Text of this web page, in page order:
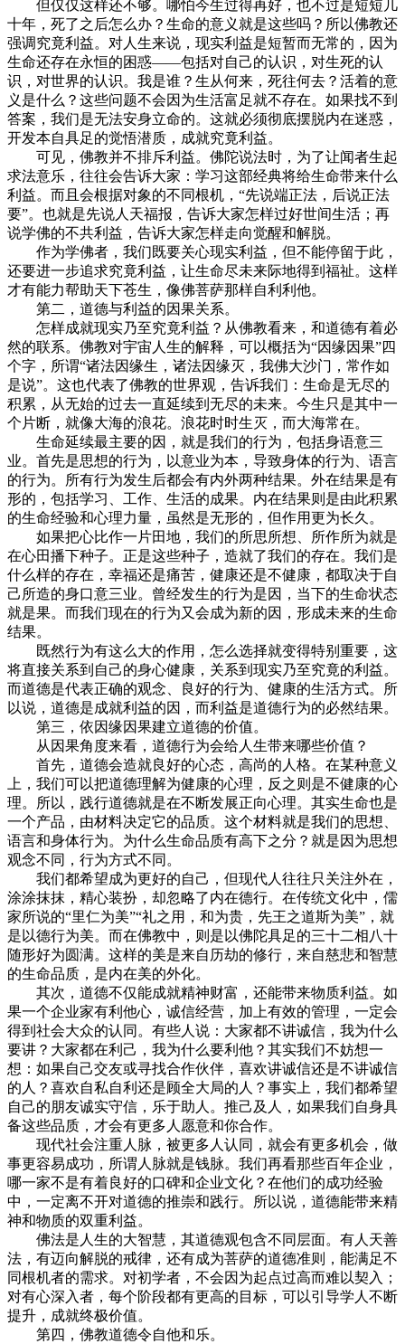
但仅仅这样还不够。哪怕今生过得再好，也不过是短短几
十年，死了之后怎么办？生命的意义就是这些吗？所以佛教还
强调究竟利益。对人生来说，现实利益是短暂而无常的，因为
生命还存在永恒的困惑——包括对自己的认识，对生死的认
识，对世界的认识。我是谁？生从何来，死往何去？活着的意
义是什么？这些问题不会因为生活富足就不存在。如果找不到
答案，我们是无法安身立命的。这就必须彻底摆脱内在迷惑，
开发本自具足的觉悟潜质，成就究竟利益。
可见，佛教并不排斥利益。佛陀说法时，为了让闻者生起
求法意乐，往往会告诉大家：学习这部经典将给生命带来什么
利益。而且会根据对象的不同根机，“先说端正法，后说正法
要”。也就是先说人天福报，告诉大家怎样过好世间生活；再
说学佛的不共利益，告诉大家怎样走向觉醒和解脱。
作为学佛者，我们既要关心现实利益，但不能停留于此，
还要进一步追求究竟利益，让生命尽未来际地得到福祉。这样
才有能力帮助天下苍生，像佛菩萨那样自利利他。
第二，道德与利益的因果关系。
怎样成就现实乃至究竟利益？从佛教看来，和道德有着必
然的联系。佛教对宇宙人生的解释，可以概括为“因缘因果”四
个字，所谓“诸法因缘生，诸法因缘灭，我佛大沙门，常作如
是说”。这也代表了佛教的世界观，告诉我们：生命是无尽的
积累，从无始的过去一直延续到无尽的未来。今生只是其中一
个片断，就像大海的浪花。浪花时时生灭，而大海常在。
生命延续最主要的因，就是我们的行为，包括身语意三
业。首先是思想的行为，以意业为本，导致身体的行为、语言
的行为。所有行为发生后都会有内外两种结果。外在结果是有
形的，包括学习、工作、生活的成果。内在结果则是由此积累
的生命经验和心理力量，虽然是无形的，但作用更为长久。
如果把心比作一片田地，我们的所思所想、所作所为就是
在心田播下种子。正是这些种子，造就了我们的存在。我们是
什么样的存在，幸福还是痛苦，健康还是不健康，都取决于自
己所造的身口意三业。曾经发生的行为是因，当下的生命状态
就是果。而我们现在的行为又会成为新的因，形成未来的生命
结果。
既然行为有这么大的作用，怎么选择就变得特别重要，这
将直接关系到自己的身心健康，关系到现实乃至究竟的利益。
而道德是代表正确的观念、良好的行为、健康的生活方式。所
以说，道德是成就利益的因，而利益是道德行为的必然结果。
第三，依因缘因果建立道德的价值。
从因果角度来看，道德行为会给人生带来哪些价值？
首先，道德会造就良好的心态，高尚的人格。在某种意义
上，我们可以把道德理解为健康的心理，反之则是不健康的心
理。所以，践行道德就是在不断发展正向心理。其实生命也是
一个产品，由材料决定它的品质。这个材料就是我们的思想、
语言和身体行为。为什么生命品质有高下之分？就是因为思想
观念不同，行为方式不同。
我们都希望成为更好的自己，但现代人往往只关注外在，
涂涂抹抹，精心装扮，却忽略了内在德行。在传统文化中，儒
家所说的“里仁为美”“礼之用，和为贵，先王之道斯为美”，就
是以德行为美。而在佛教中，则是以佛陀具足的三十二相八十
随形好为圆满。这样的美是来自历劫的修行，来自慈悲和智慧
的生命品质，是内在美的外化。
其次，道德不仅能成就精神财富，还能带来物质利益。如
果一个企业家有利他心，诚信经营，加上有效的管理，一定会
得到社会大众的认同。有些人说：大家都不讲诚信，我为什么
要讲？大家都在利己，我为什么要利他？其实我们不妨想一
想：如果自己交友或寻找合作伙伴，喜欢讲诚信还是不讲诚信
的人？喜欢自私自利还是顾全大局的人？事实上，我们都希望
自己的朋友诚实守信，乐于助人。推己及人，如果我们自身具
备这些品质，才会有更多人愿意和你合作。
现代社会注重人脉，被更多人认同，就会有更多机会，做
事更容易成功，所谓人脉就是钱脉。我们再看那些百年企业，
哪一家不是有着良好的口碑和企业文化？在他们的成功经验
中，一定离不开对道德的推崇和践行。所以说，道德能带来精
神和物质的双重利益。
佛法是人生的大智慧，其道德观包含不同层面。有人天善
法，有迈向解脱的戒律，还有成为菩萨的道德准则，能满足不
同根机者的需求。对初学者，不会因为起点过高而难以契入；
对有心深入者，每个阶段都有更高的目标，可以引导学人不断
提升，成就终极价值。
第四，佛教道德令自他和乐。